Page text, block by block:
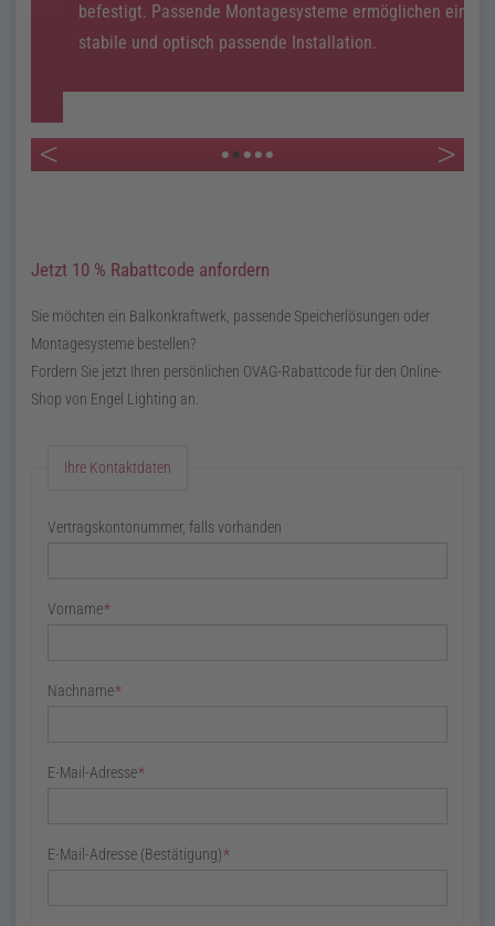
befestigt. Passende Montagesysteme ermöglichen eine
stabile und optisch passende Installation.
•••••
Jetzt 10 % Rabattcode anfordern
Sie möchten ein Balkonkraftwerk, passende Speicherlösungen oder
Montagesysteme bestellen?
Fordern Sie jetzt Ihren persönlichen OVAG-Rabattcode für den Online-
Shop von Engel Lighting an.
Ihre Kontaktdaten
Vertragskontonummer, falls vorhanden
Vorname*
Nachname*
E-Mail-Adresse*
E-Mail-Adresse (Bestätigung)*